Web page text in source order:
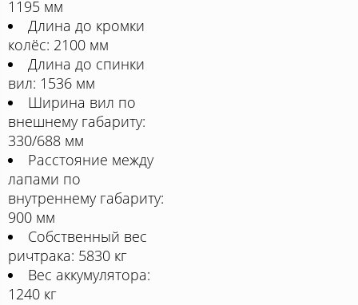
1195 мм
Длина до кромки
колёс: 2100 мм
Длина до спинки
вил: 1536 мм
Ширина вил по
внешнему габариту:
330/688 мм
Расстояние между
лапами по
внутреннему габариту:
900 мм
Собственный вес
ричтрака: 5830 кг
Вес аккумулятора:
1240 кг